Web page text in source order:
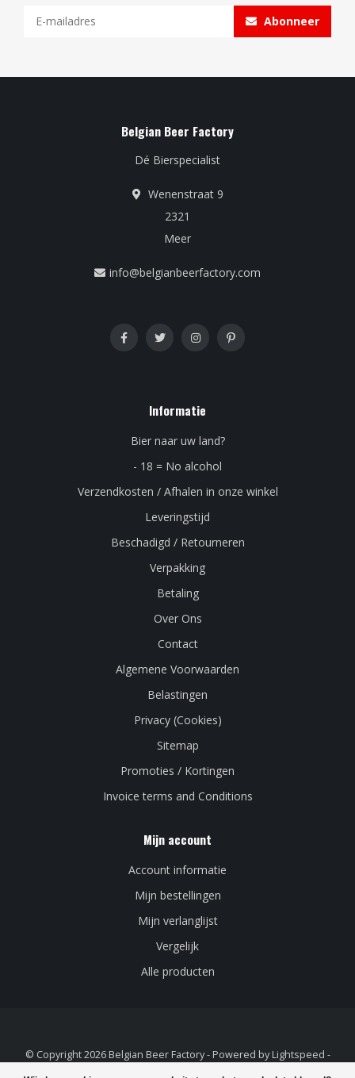
Abonneer
Belgian Beer Factory
Dé Bierspecialist
Wenenstraat 9
2321
Meer
info@belgianbeerfactory.com
Informatie
Bier naar uw land?
- 18 = No alcohol
Verzendkosten / Afhalen in onze winkel
Leveringstijd
Beschadigd / Retourneren
Verpakking
Betaling
Over Ons
Contact
Algemene Voorwaarden
Belastingen
Privacy (Cookies)
Sitemap
Promoties / Kortingen
Invoice terms and Conditions
Mijn account
Account informatie
Mijn bestellingen
Mijn verlanglijst
Vergelijk
Alle producten
© Copyright 2026 Belgian Beer Factory - Powered by Lightspeed -